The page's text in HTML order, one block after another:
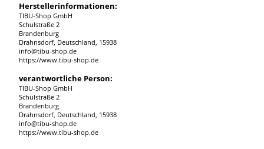
Herstellerinformationen:
TIBU-Shop GmbH
Schulstraße 2
Brandenburg
Drahnsdorf, Deutschland, 15938
info@tibu-shop.de
https://www.tibu-shop.de
verantwortliche Person:
TIBU-Shop GmbH
Schulstraße 2
Brandenburg
Drahnsdorf, Deutschland, 15938
info@tibu-shop.de
https://www.tibu-shop.de